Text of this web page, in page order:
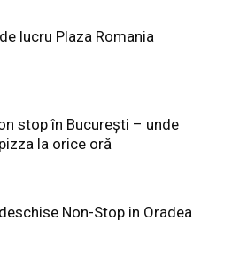
lucru Plaza Romania
stop în București – unde
la orice oră
Non-Stop in Oradea